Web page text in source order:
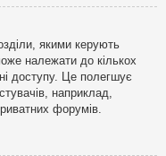
якими керують
належати до кількох
доступу. Це полегшує
наприклад,
форумів.